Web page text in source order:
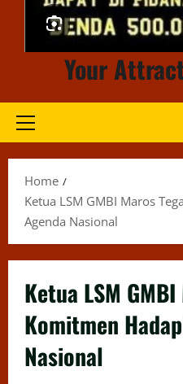
Your
Primary
Home
Ketua LSM GMBI Maros
Agenda Nasional
Ketua LSM
Komitmen
Nasional